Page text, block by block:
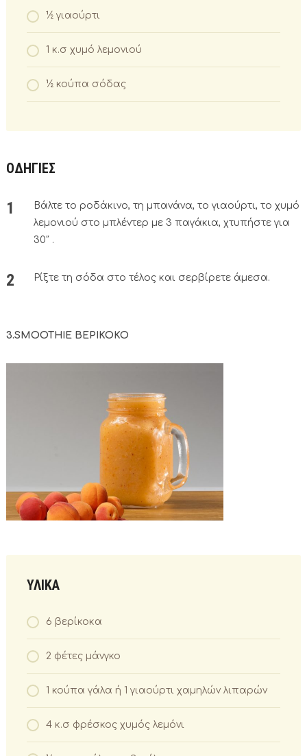
½ γιαούρτι
1 κ.σ χυμό λεμονιού
½ κούπα σόδας
ΟΔΗΓΙΕΣ
Βάλτε το ροδάκινο, τη μπανάνα, το γιαούρτι, το χυμό
λεμονιού στο μπλέντερ με 3 παγάκια, χτυπήστε για
30″ .
Ρίξτε τη σόδα στο τέλος και σερβίρετε άμεσα.
3.SMOOTHIE ΒΕΡΙΚΟΚΟ
ΥΛΙΚΑ
6 βερίκοκα
2 φέτες μάνγκο
1 κούπα γάλα ή 1 γιαούρτι χαμηλών λιπαρών
4 κ.σ φρέσκος χυμός λεμόνι